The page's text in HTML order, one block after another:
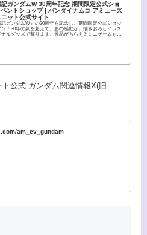
ガンダムW 30周年記念 期間限定公式ショ
ントショップ | バンダイナムコ アミューズ
ニット公式サイト
記ガンダムW』の30周年を記念し、期間限定公式ショッ
！30年の刻を超えて、あの感動が、描きおろしイラス
ナルグッズで蘇ります。景品がもらえるミニゲームも開
公式 ガンダム関連情報X(旧
am_ev_gundam